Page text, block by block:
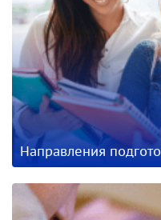
Направления